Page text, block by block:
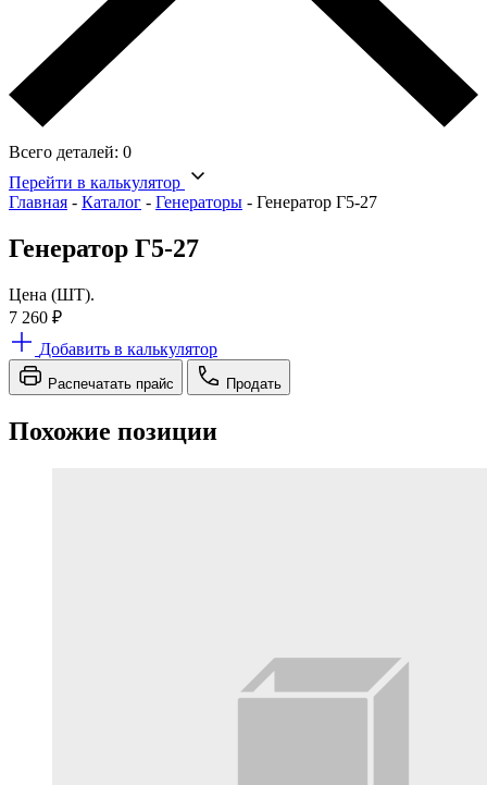
Всего деталей: 0
Перейти в калькулятор
Главная - Каталог - Генераторы - Генератор Г5-27
Генератор Г5-27
Цена (ШТ).
7 260 ₽
Добавить в калькулятор
Распечатать прайс Продать
Похожие позиции